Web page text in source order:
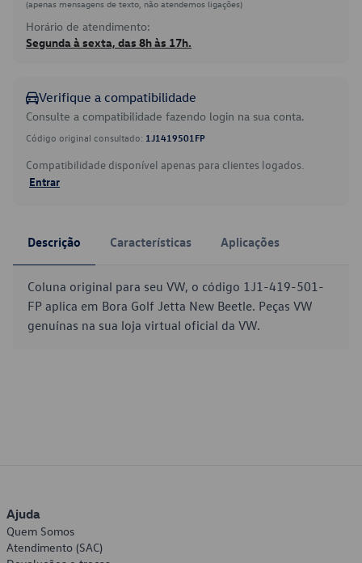
(apenas mensagens de texto, não atendemos ligações)
Horário de atendimento:
Segunda à sexta, das 8h às 17h.
Verifique a compatibilidade
Consulte a compatibilidade fazendo login na sua conta.
Código original consultado: 1J1419501FP
Compatibilidade disponível apenas para clientes logados.
Entrar
Descrição Características Aplicações
Coluna original para seu VW, o código 1J1-419-501-
FP aplica em Bora Golf Jetta New Beetle. Peças VW
genuínas na sua loja virtual oficial da VW.
Ajuda
Quem Somos
Atendimento (SAC)